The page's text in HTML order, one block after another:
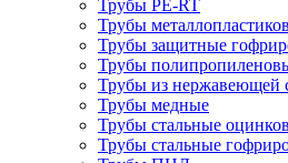
Трубы PE-RT
Трубы
Трубы защитные
Трубы
Трубы из нержавеющей
Трубы медные
Трубы стальные
Трубы стальные